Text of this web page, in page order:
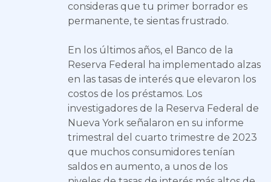
consideras que tu primer borrador es
permanente, te sientas frustrado.
En los últimos años, el Banco de la
Reserva Federal ha implementado alzas
en las tasas de interés que elevaron los
costos de los préstamos. Los
investigadores de la Reserva Federal de
Nueva York señalaron en su informe
trimestral del cuarto trimestre de 2023
que muchos consumidores tenían
saldos en aumento, a unos de los